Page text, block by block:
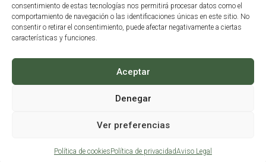
consentimiento de estas tecnologías nos permitirá procesar datos como el
comportamiento de navegación o las identificaciones únicas en este sitio. No
consentir o retirar el consentimiento, puede afectar negativamente a ciertas
características y funciones.
Aceptar
Denegar
Ver preferencias
Política de cookiesPolítica de privacidadAviso Legal
Política de Privacidad
Política de Devoluciones
Política de Cookies